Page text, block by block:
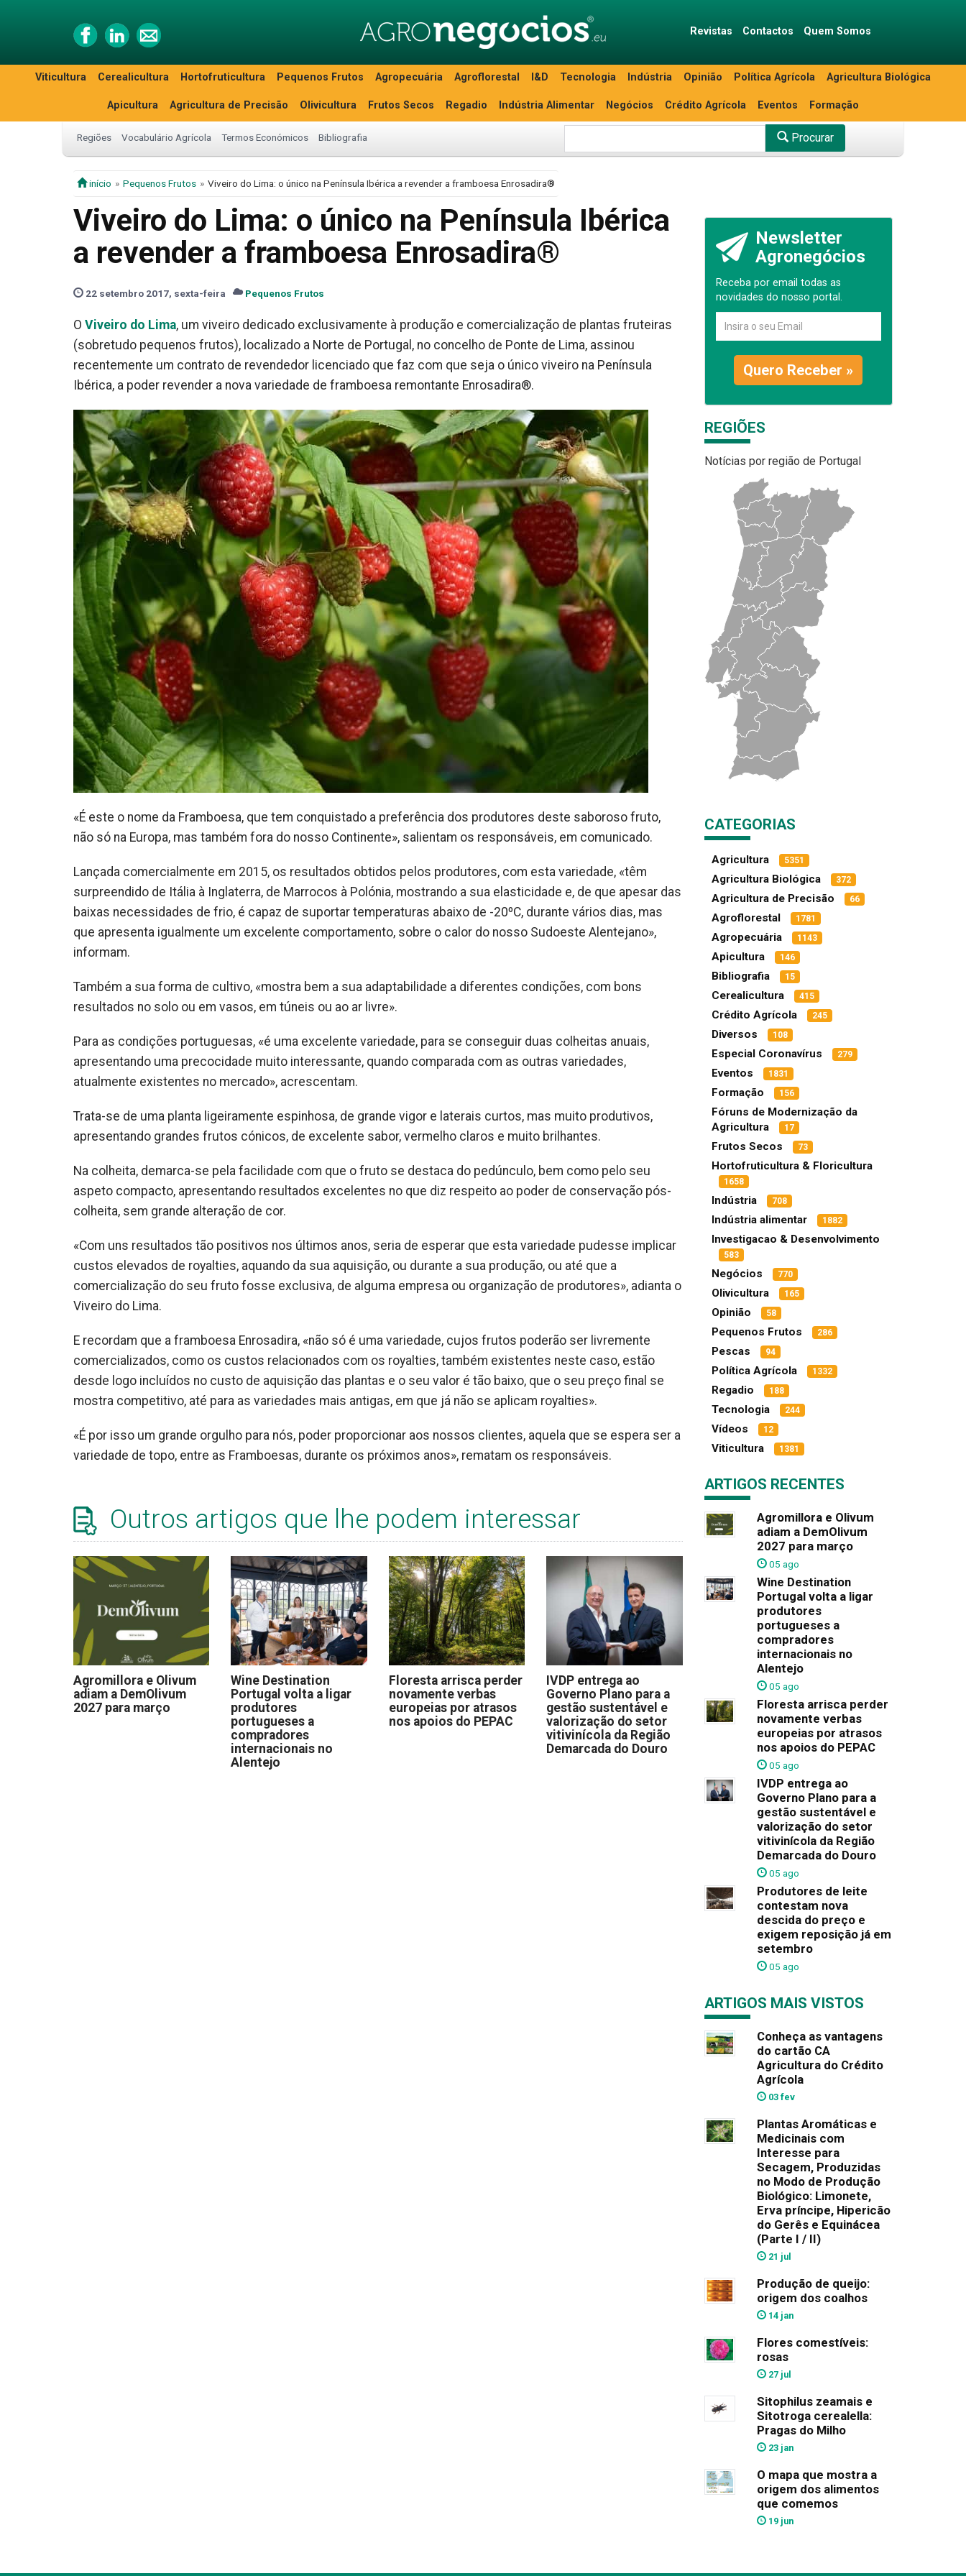
Revistas Contactos Quem Somos
Viticultura Cerealicultura Hortofruticultura Pequenos Frutos Agropecuária Agroflorestal I&D Tecnologia Indústria Opinião Política Agrícola Agricultura Biológica
Apicultura Agricultura de Precisão Olivicultura Frutos Secos Regadio Indústria Alimentar Negócios Crédito Agrícola Eventos Formação
Regiões Vocabulário Agrícola Termos Económicos Bibliografia Procurar
início Pequenos Frutos Viveiro do Lima: o único na Península Ibérica a revender a framboesa Enrosadira®
Viveiro do Lima: o único na Península Ibérica
a revender a framboesa Enrosadira®
22 setembro 2017, sexta-feira Pequenos Frutos
O Viveiro do Lima, um viveiro dedicado exclusivamente à produção e comercialização de plantas fruteiras
(sobretudo pequenos frutos), localizado a Norte de Portugal, no concelho de Ponte de Lima, assinou
recentemente um contrato de revendedor licenciado que faz com que seja o único viveiro na Península
Ibérica, a poder revender a nova variedade de framboesa remontante Enrosadira®.
«É este o nome da Framboesa, que tem conquistado a preferência dos produtores deste saboroso fruto,
não só na Europa, mas também fora do nosso Continente», salientam os responsáveis, em comunicado.
Lançada comercialmente em 2015, os resultados obtidos pelos produtores, com esta variedade, «têm
surpreendido de Itália à Inglaterra, de Marrocos à Polónia, mostrando a sua elasticidade e, de que apesar das
baixas necessidades de frio, é capaz de suportar temperaturas abaixo de -20ºC, durante vários dias, mas
que apresenta igualmente um excelente comportamento, sobre o calor do nosso Sudoeste Alentejano»,
informam.
Também a sua forma de cultivo, «mostra bem a sua adaptabilidade a diferentes condições, com bons
resultados no solo ou em vasos, em túneis ou ao ar livre».
Para as condições portuguesas, «é uma excelente variedade, para se conseguir duas colheitas anuais,
apresentando uma precocidade muito interessante, quando comparada com as outras variedades,
atualmente existentes no mercado», acrescentam.
Trata-se de uma planta ligeiramente espinhosa, de grande vigor e laterais curtos, mas muito produtivos,
apresentando grandes frutos cónicos, de excelente sabor, vermelho claros e muito brilhantes.
Na colheita, demarca-se pela facilidade com que o fruto se destaca do pedúnculo, bem como pelo seu
aspeto compacto, apresentando resultados excelentes no que diz respeito ao poder de conservação pós-
colheita, sem grande alteração de cor.
«Com uns resultados tão positivos nos últimos anos, seria de esperar que esta variedade pudesse implicar
custos elevados de royalties, aquando da sua aquisição, ou durante a sua produção, ou até que a
comercialização do seu fruto fosse exclusiva, de alguma empresa ou organização de produtores», adianta o
Viveiro do Lima.
E recordam que a framboesa Enrosadira, «não só é uma variedade, cujos frutos poderão ser livremente
comercializados, como os custos relacionados com os royalties, também existentes neste caso, estão
desde logo incluídos no custo de aquisição das plantas e o seu valor é tão baixo, que o seu preço final se
mostra competitivo, até para as variedades mais antigas, em que já não se aplicam royalties».
«É por isso um grande orgulho para nós, poder proporcionar aos nossos clientes, aquela que se espera ser a
variedade de topo, entre as Framboesas, durante os próximos anos», rematam os responsáveis.
Outros artigos que lhe podem interessar
Agromillora e Olivum
adiam a DemOlivum
2027 para março
Wine Destination
Portugal volta a ligar
produtores
portugueses a
compradores
internacionais no
Alentejo
Floresta arrisca perder
novamente verbas
europeias por atrasos
nos apoios do PEPAC
IVDP entrega ao
Governo Plano para a
gestão sustentável e
valorização do setor
vitivinícola da Região
Demarcada do Douro
Newsletter
Agronegócios
Receba por email todas as
novidades do nosso portal.
Quero Receber »
REGIÕES
Notícias por região de Portugal
CATEGORIAS
Agricultura 5351
Agricultura Biológica 372
Agricultura de Precisão 66
Agroflorestal 1781
Agropecuária 1143
Apicultura 146
Bibliografia 15
Cerealicultura 415
Crédito Agrícola 245
Diversos 108
Especial Coronavírus 279
Eventos 1831
Formação 156
Fóruns de Modernização da
Agricultura
17
Frutos Secos 73
Hortofruticultura & Floricultura
1658
Indústria 708
Indústria alimentar 1882
Investigacao & Desenvolvimento
583
Negócios 770
Olivicultura 165
Opinião 58
Pequenos Frutos 286
Pescas 94
Política Agrícola 1332
Regadio 188
Tecnologia 244
Vídeos 12
Viticultura 1381
ARTIGOS RECENTES
Agromillora e Olivum
adiam a DemOlivum
2027 para março
05 ago
Wine Destination
Portugal volta a ligar
produtores
portugueses a
compradores
internacionais no
Alentejo
05 ago
Floresta arrisca perder
novamente verbas
europeias por atrasos
nos apoios do PEPAC
05 ago
IVDP entrega ao
Governo Plano para a
gestão sustentável e
valorização do setor
vitivinícola da Região
Demarcada do Douro
05 ago
Produtores de leite
contestam nova
descida do preço e
exigem reposição já em
setembro
05 ago
ARTIGOS MAIS VISTOS
Conheça as vantagens
do cartão CA
Agricultura do Crédito
Agrícola
03 fev
Plantas Aromáticas e
Medicinais com
Interesse para
Secagem, Produzidas
no Modo de Produção
Biológico: Limonete,
Erva príncipe, Hipericão
do Gerês e Equinácea
(Parte I / II)
21 jul
Produção de queijo:
origem dos coalhos
14 jan
Flores comestíveis:
rosas
27 jul
Sitophilus zeamais e
Sitotroga cerealella:
Pragas do Milho
23 jan
O mapa que mostra a
origem dos alimentos
que comemos
19 jun